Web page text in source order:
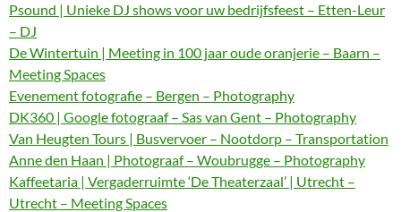
Psound | Unieke DJ shows voor uw bedrijfsfeest – Etten-Leur
– DJ
De Wintertuin | Meeting in 100 jaar oude oranjerie – Baarn –
Meeting Spaces
Evenement fotografie – Bergen – Photography
DK360 | Google fotograaf – Sas van Gent – Photography
Van Heugten Tours | Busvervoer – Nootdorp – Transportation
Anne den Haan | Photograaf – Woubrugge – Photography
Kaffeetaria | Vergaderruimte ‘De Theaterzaal’ | Utrecht –
Utrecht – Meeting Spaces